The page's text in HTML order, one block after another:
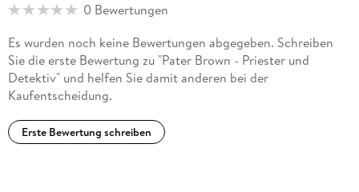
0 Bewertungen
Es wurden noch keine Bewertungen abgegeben. Schreiben
Sie die erste Bewertung zu "Pater Brown - Priester und
Detektiv" und helfen Sie damit anderen bei der
Kaufentscheidung.
Erste Bewertung schreiben